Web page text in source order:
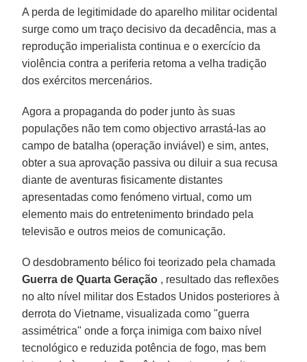
A perda de legitimidade do aparelho militar ocidental
surge como um traço decisivo da decadência, mas a
reprodução imperialista continua e o exercício da
violência contra a periferia retoma a velha tradição
dos exércitos mercenários.
Agora a propaganda do poder junto às suas
populações não tem como objectivo arrastá-las ao
campo de batalha (operação inviável) e sim, antes,
obter a sua aprovação passiva ou diluir a sua recusa
diante de aventuras fisicamente distantes
apresentadas como fenómeno virtual, como um
elemento mais do entretenimento brindado pela
televisão e outros meios de comunicação.
O desdobramento bélico foi teorizado pela chamada
Guerra de Quarta Geração , resultado das reflexões
no alto nível militar dos Estados Unidos posteriores à
derrota do Vietname, visualizada como "guerra
assimétrica" onde a força inimiga com baixo nível
tecnológico e reduzida potência de fogo, mas bem